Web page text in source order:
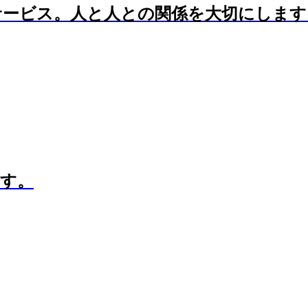
ビス。人と人との関係を大切にしま
。